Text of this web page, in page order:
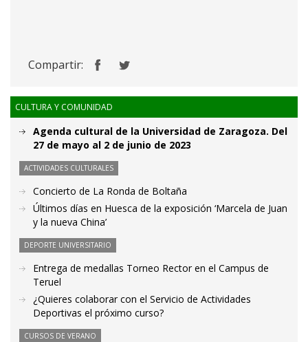
Compartir:
CULTURA Y COMUNIDAD
Agenda cultural de la Universidad de Zaragoza. Del
27 de mayo al 2 de junio de 2023
ACTIVIDADES CULTURALES
Concierto de La Ronda de Boltaña
Últimos días en Huesca de la exposición ‘Marcela de Juan
y la nueva China’
DEPORTE UNIVERSITARIO
Entrega de medallas Torneo Rector en el Campus de
Teruel
¿Quieres colaborar con el Servicio de Actividades
Deportivas el próximo curso?
CURSOS DE VERANO